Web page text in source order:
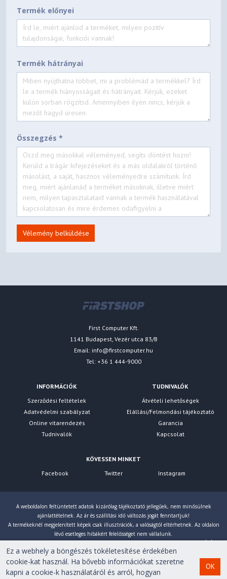
Termék előnyei
Termék hátrányai
Összegzés *
Vélemény belküldése
First Computer Kft.
1141 Budapest, Vezér utca 83/B
Email: info@firstcomputer.hu
Tel: +36 1 444-9000
INFORMÁCIÓK
Szerződési feltételek
Adatvédelmi szabályzat
Online vitarendezés
Tudnivalók
TUDNIVALÓK
Átvételi lehetőségek
Elállási/Felmondási tájékoztató
Garancia
Kapcsolat
KÖVESSEN MINKET
Facebook
Twitter Instagram
A weboldalon feltüntetett adatok kizárólag tájékoztató jellegűek, nem minősülnek
ajánlattételnek. Az ár és szállítási idő változás jogát fenntartjuk!
A termékeknél megjelenített képek csak illusztrációk, a valóságtól eltérhetnek. Az oldalon
lévő esetleges hibákért felelősséget nem vállalunk.
Eltérés esetén a gyártó által megadott paraméterek érvényesek! Bruttó árainkat 27% ÁFÁ-val
számoljuk!
Copyright © 2007-2026 First Computer Kft. Minden jog
Ez a webhely a böngészés tökéletesítése érdekében
cookie-kat használ. Ha bővebb információkat szeretne
kapni a cookie-k használatáról és arról, hogyan
OK